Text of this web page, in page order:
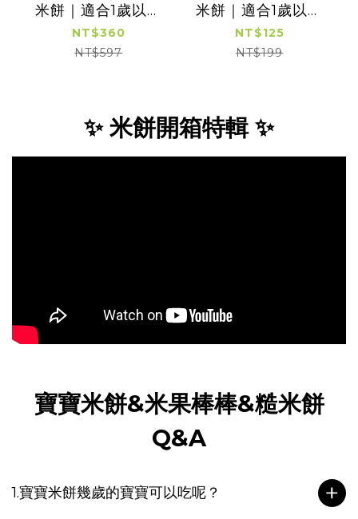
米餅｜適合1歲以上
｜3盒入
NT$360
NT$597
米餅｜適合1歲以上
｜單盒入
NT$125
NT$199
✨ 米餅開箱特輯 ✨
寶寶米餅&米果棒棒&糙米餅
Q&A
1.寶寶米餅幾歲的寶寶可以吃呢？